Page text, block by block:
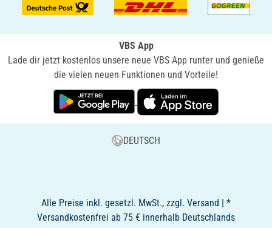
VBS App
Lade dir jetzt kostenlos unsere neue VBS App runter und genieße
die vielen neuen Funktionen und Vorteile!
DEUTSCH
Alle Preise inkl. gesetzl. MwSt., zzgl. Versand | *
Versandkostenfrei ab 75 € innerhalb Deutschlands